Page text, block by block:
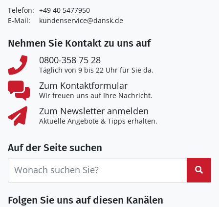
Telefon: +49 40 5477950
E-Mail:
kundenservice@dansk.de
Nehmen Sie Kontakt zu uns auf
0800-358 75 28
Täglich von 9 bis 22 Uhr für Sie da.
Zum Kontaktformular
Wir freuen uns auf Ihre Nachricht.
Zum Newsletter anmelden
Aktuelle Angebote & Tipps erhalten.
Auf der Seite suchen
Folgen Sie uns auf diesen Kanälen